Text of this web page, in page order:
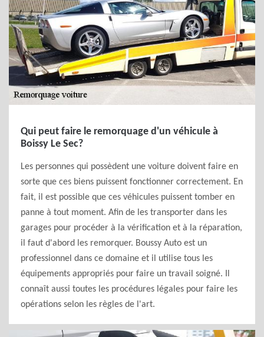
Qui peut faire le remorquage d'un véhicule à
Boissy Le Sec?
Les personnes qui possèdent une voiture doivent faire en
sorte que ces biens puissent fonctionner correctement. En
fait, il est possible que ces véhicules puissent tomber en
panne à tout moment. Afin de les transporter dans les
garages pour procéder à la vérification et à la réparation,
il faut d'abord les remorquer. Boussy Auto est un
professionnel dans ce domaine et il utilise tous les
équipements appropriés pour faire un travail soigné. Il
connaît aussi toutes les procédures légales pour faire les
opérations selon les règles de l'art.